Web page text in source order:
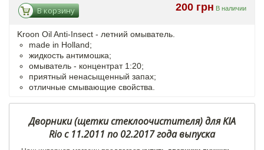
200 грн В наличии
В корзину
Kroon Oil Anti-Insect - летний омыватель.
made in Holland;
жидкость антимошка;
омыватель - концентрат 1:20;
приятный ненасыщенный запах;
отличные смывающие свойства.
Дворники (щетки стеклоочистителя) для KIA
Rio c 11.2011 по 02.2017 года выпуска